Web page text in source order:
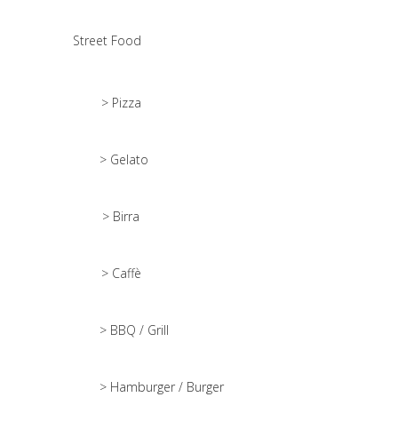
Street Food
> Pizza
> Gelato
> Birra
> Caffè
> BBQ / Grill
> Hamburger / Burger